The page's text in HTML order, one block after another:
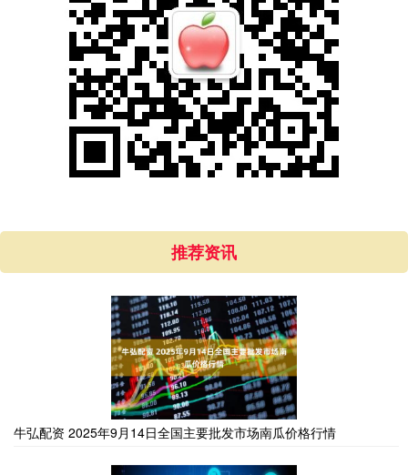
推荐资讯
牛弘配资 2025年9月14日全国主要批发市场南瓜价格行情